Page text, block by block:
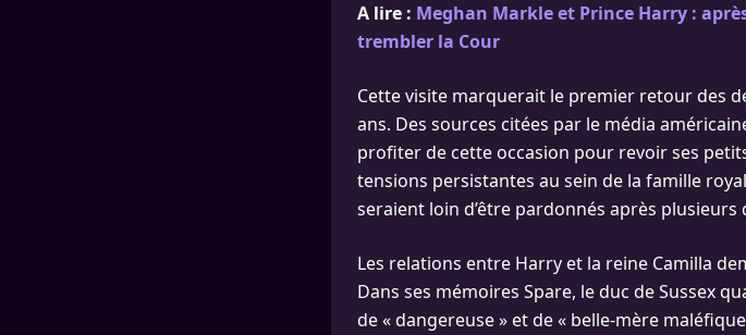
A lire : Meghan Markle et Prince Harry :
trembler la Cour
Cette visite marquerait le premier retour des
ans. Des sources citées par le média
profiter de cette occasion pour revoir ses
tensions persistantes au sein de la famille
seraient loin d’être pardonnés après plusieurs
Les relations entre Harry et la reine Camilla
Dans ses mémoires Spare, le duc de Sussex
de « dangereuse » et de « belle-mère